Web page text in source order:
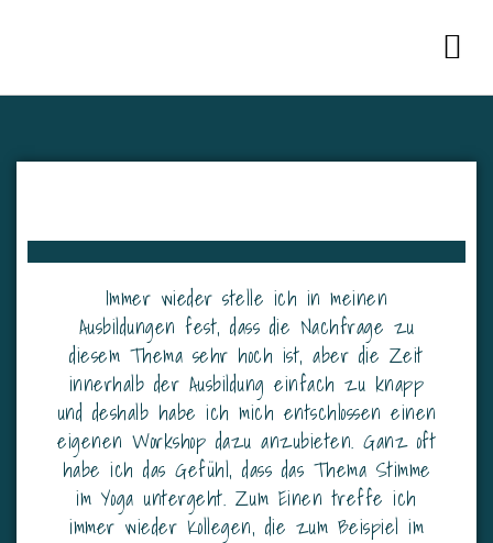
Immer wieder stelle ich in meinen
Ausbildungen fest, dass die Nachfrage zu
diesem Thema sehr hoch ist, aber die Zeit
innerhalb der Ausbildung einfach zu knapp
und deshalb habe ich mich entschlossen einen
eigenen Workshop dazu anzubieten. Ganz oft
habe ich das Gefühl, dass das Thema Stimme
im Yoga untergeht. Zum Einen treffe ich
immer wieder Kollegen, die zum Beispiel im